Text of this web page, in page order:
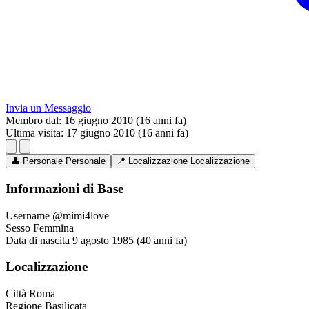
Invia un Messaggio
Membro dal: 16 giugno 2010 (16 anni fa)
Ultima visita: 17 giugno 2010 (16 anni fa)
👤 Personale Personale 📍 Localizzazione Localizzazione
Informazioni di Base
Username @mimi4love
Sesso Femmina
Data di nascita 9 agosto 1985 (40 anni fa)
Localizzazione
Città Roma
Regione Basilicata